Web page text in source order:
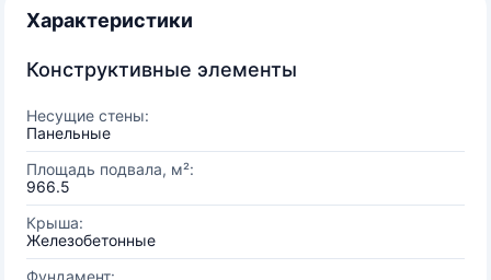
Характеристики
Конструктивные элементы
Несущие стены:
Панельные
Площадь подвала, м²:
966.5
Крыша:
Железобетонные
Фундамент: